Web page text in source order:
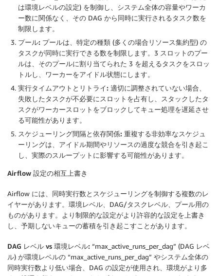
は環境レベルの設定) を制御し、システム全体の容量やワーカ
ー数に関係なく、その DAG から同時に実行されるタスク数を
制限します。
プール: プールは、特定の種類 (多くの場合リソース集約型) の
タスクが同時に実行できる数を制限します。3 スロットのプー
ルは、そのプールに割り当てられた 3 を超えるタスクをスロッ
トルし、ワーカーをアイドル状態にします。
実行タイムアウトとリトライ: 適切に調整されていない場合、
失敗したタスクが不必要にスロットを占有し、スタックしたタ
スクがワーカースロットをブロックしてキュー処理を遅延させ
る可能性があります。
スケジューリング間隔と依存関係: 重複する非効率なスケジュ
ーリングは、アイドル期間やリソースの過度な競合を引き起こ
し、実際のスループットに影響する可能性があります。
Airflow 設定の相互上書き
Airflow には、同時実行数とスケジューリングを制御する複数のレ
イヤーがあります。環境レベル、DAG/タスクレベル、プール用の
ものがあります。より制限的な設定がより許容的な設定を上書き
し、予期しないキューの蓄積を引き起こすことがあります。
DAG レベル vs 環境レベル: “max_active_runs_per_dag” (DAG レベ
ル) が環境レベルの “max_active_runs_per_dag” やシステム全体の
同時実行数より低い場合、DAG の設定が使用され、環境がより多